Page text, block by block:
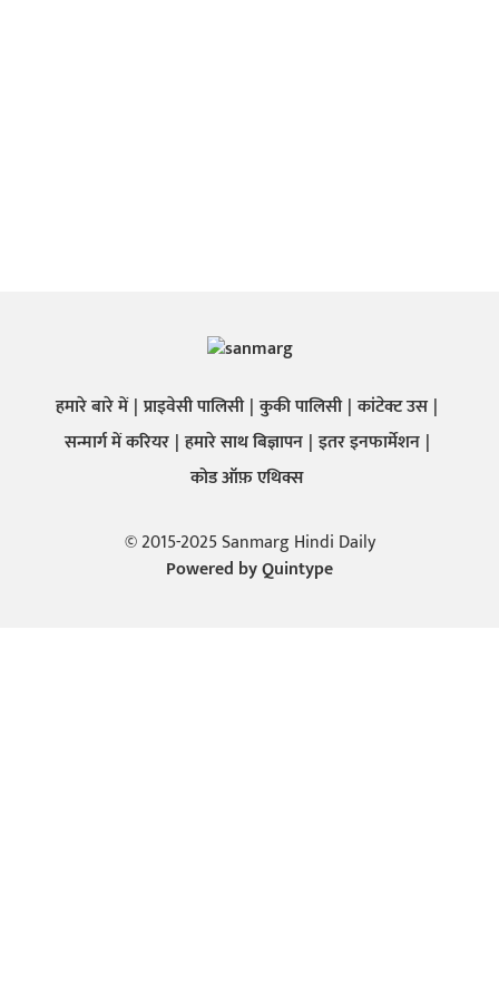
हमारे बारे में प्राइवेसी पालिसी कुकी पालिसी कांटेक्ट उस
सन्मार्ग में करियर हमारे साथ बिज्ञापन इतर इनफार्मेशन
कोड ऑफ़ एथिक्स
© 2015-2025 Sanmarg Hindi Daily
Powered byQuintype